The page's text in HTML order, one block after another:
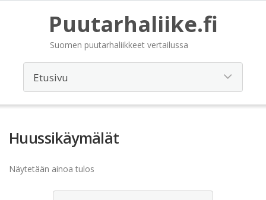
Puutarhaliike.fi
Suomen puutarhaliikkeet vertailussa
Huussikäymälät
Näytetään ainoa tulos